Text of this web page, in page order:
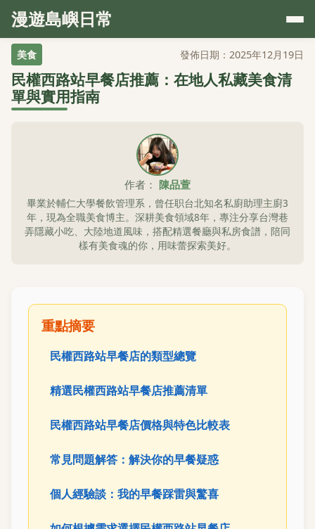
漫遊島嶼日常
美食 發佈日期：2025年12月19日
民權西路站早餐店推薦：在地人私藏美食清
單與實用指南
作者： 陳品萱
畢業於輔仁大學餐飲管理系，曾任职台北知名私廚助理主廚3
年，現為全職美食博主。深耕美食領域8年，專注分享台灣巷
弄隱藏小吃、大陸地道風味，搭配精選餐廳與私房食譜，陪同
樣有美食魂的你，用味蕾探索美好。
重點摘要
民權西路站早餐店的類型總覽
精選民權西路站早餐店推薦清單
民權西路站早餐店價格與特色比較表
常見問題解答：解決你的早餐疑惑
個人經驗談：我的早餐踩雷與驚喜